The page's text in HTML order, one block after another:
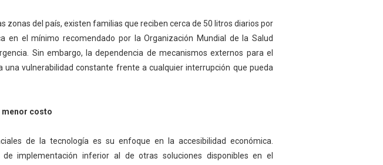
zonas del país, existen familias que reciben cerca de 50 litros diarios por
en el mínimo recomendado por la Organización Mundial de la Salud
Sin embargo, la dependencia de mecanismos externos para el
una vulnerabilidad constante frente a cualquier interrupción que pueda
menor costo
de la tecnología es su enfoque en la accesibilidad económica.
de implementación inferior al de otras soluciones disponibles en el